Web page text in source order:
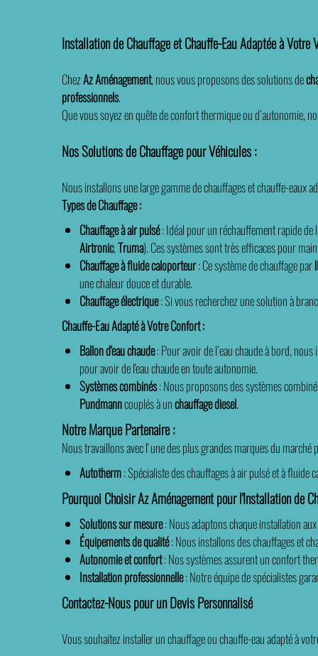
Installation de Chauffage et Chauffe-Eau Adaptée à
ChezAz Aménagement, nous vous proposons des solutions de
professionnels.
Que vous soyez en quête de confort thermique ou d’autonomie,
Nos Solutions de Chauffage pour Véhicules :
Nous installons une large gamme de chauffages et chauffe-eaux
Types de Chauffage :
Chauffage à air pulsé: Idéal pour un réchauffement rapide de
Airtronic,Truma). Ces systèmes sont très efficaces pour
Chauffage à fluide caloporteur: Ce système de chauffage par
une chaleur douce et durable.
Chauffage électrique: Si vous recherchez une solution à
Chauffe-Eau Adapté à Votre Confort :
Ballon d'eau chaude: Pour avoir de l’eau chaude à bord,
pour avoir de l'eau chaude en toute autonomie.
Systèmes combinés: Nous proposons des systèmes
Pundmanncouplés à unchauffage diesel.
Notre Marque Partenaire :
Nous travaillons avec l' une des plus grandes marques du
Autotherm: Spécialiste des chauffages à air pulsé et à
Pourquoi Choisir Az Aménagement pour l'Installation de
Solutions sur mesure: Nous adaptons chaque installation
Équipements de qualité: Nous installons des chauffages et
Autonomie et confort: Nos systèmes assurent un confort
Installation professionnelle: Notre équipe de spécialistes
Contactez-Nous pour un Devis Personnalisé
Vous souhaitez installer un chauffage ou chauffe-eau adapté à